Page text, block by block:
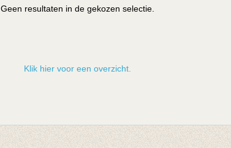
Geen resultaten in de gekozen selectie.
Klik hier voor een overzicht.